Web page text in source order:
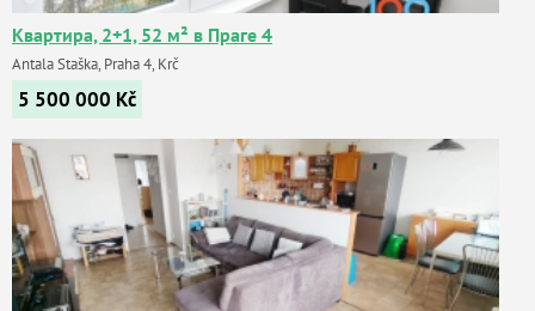
Квартира, 2+1, 52 м² в Праге 4
Antala Staška, Praha 4, Krč
5 500 000 Kč